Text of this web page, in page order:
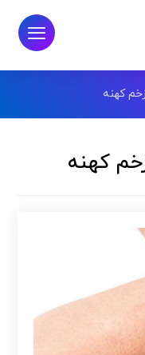
کهنه
کهنه